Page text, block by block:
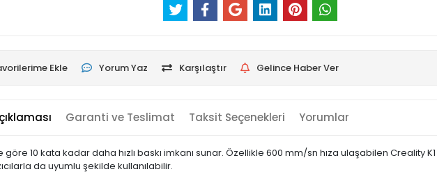
Ekle Yorum Yaz Karşılaştır Gelince Haber Ver
Garanti ve Teslimat Taksit Seçenekleri Yorumlar
10 kata kadar daha hızlı baskı imkanı sunar. Özellikle 600 mm/sn hıza ulaşabilen Creality K1
da uyumlu şekilde kullanılabilir.